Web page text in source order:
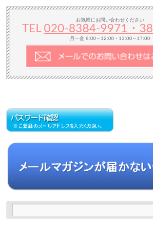
お気軽にお問い合わせください
TEL 020-8384‐9971・
月～金 9:00～12:00・13:00～17:00